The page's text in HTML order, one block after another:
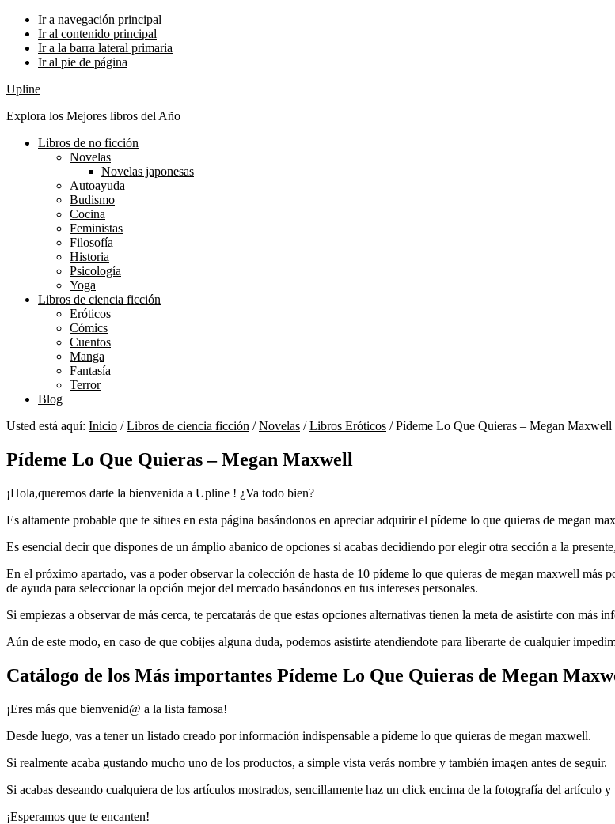
Ir a navegación principal
Ir al contenido principal
Ir a la barra lateral primaria
Ir al pie de página
Upline
Explora los Mejores libros del Año
Libros de no ficción
Novelas
Novelas japonesas
Autoayuda
Budismo
Cocina
Feministas
Filosofía
Historia
Psicología
Yoga
Libros de ciencia ficción
Eróticos
Cómics
Cuentos
Manga
Fantasía
Terror
Blog
Usted está aquí: Inicio / Libros de ciencia ficción / Novelas / Libros Eróticos /Pídeme Lo Que Quieras – Megan Maxwell
Pídeme Lo Que Quieras – Megan Maxwell
¡Hola,queremos darte la bienvenida a Upline ! ¿Va todo bien?
Es altamente probable que te situes en esta página basándonos en apreciar adquirir el pídeme lo que quieras de megan
Es esencial decir que dispones de un ámplio abanico de opciones si acabas decidiendo por elegir otra sección a la
En el próximo apartado, vas a poder observar la colección de hasta de 10 pídeme lo que quieras de megan maxwell más
de ayuda para seleccionar la opción mejor del mercado basándonos en tus intereses personales.
Si empiezas a observar de más cerca, te percatarás de que estas opciones alternativas tienen la meta de asistirte con más
Aún de este modo, en caso de que cobijes alguna duda, podemos asistirte atendiendote para liberarte de cualquier
Catálogo de los Más importantes Pídeme Lo Que Quieras de Megan
¡Eres más que bienvenid@ a la lista famosa!
Desde luego, vas a tener un listado creado por información indispensable a pídeme lo que quieras de megan maxwell.
Si realmente acaba gustando mucho uno de los productos, a simple vista verás nombre y también imagen antes de seguir.
Si acabas deseando cualquiera de los artículos mostrados, sencillamente haz un click encima de la fotografía del artículo
¡Esperamos que te encanten!